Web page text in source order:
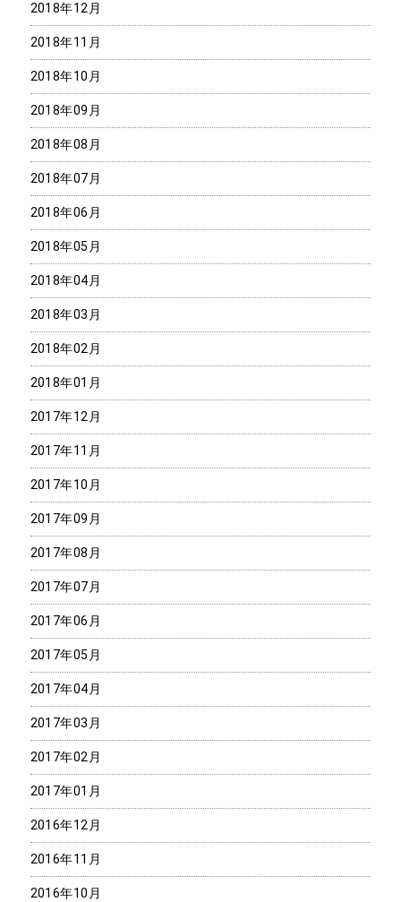
2018年12月
2018年11月
2018年10月
2018年09月
2018年08月
2018年07月
2018年06月
2018年05月
2018年04月
2018年03月
2018年02月
2018年01月
2017年12月
2017年11月
2017年10月
2017年09月
2017年08月
2017年07月
2017年06月
2017年05月
2017年04月
2017年03月
2017年02月
2017年01月
2016年12月
2016年11月
2016年10月